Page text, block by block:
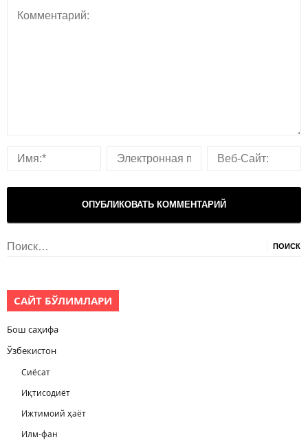
Найти:
САЙТ БЎЛИМЛАРИ
Бош саҳифа
Ўзбекистон
Сиёсат
Иқтисодиёт
Ижтимоий ҳаёт
Илм-фан